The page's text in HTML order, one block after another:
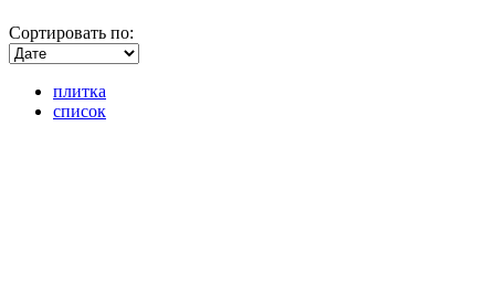
Сортировать по:
плитка
список